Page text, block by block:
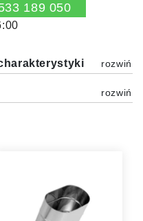
189 050